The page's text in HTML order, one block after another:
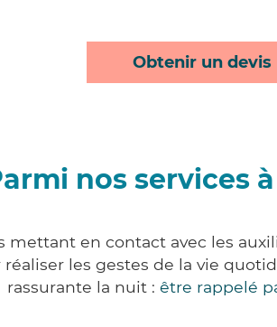
Obtenir un devis
nos services
mettant en contact avec les
les gestes de la vie
rassurante la nuit : être rappelé